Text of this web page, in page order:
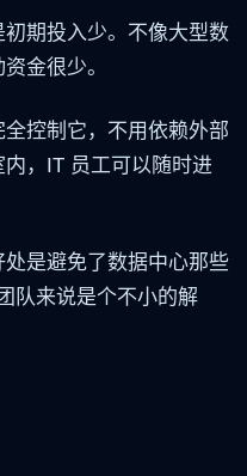
期投入少。不像大型数
金很少。
控制它，不用依赖外部
，IT 员工可以随时进
是避免了数据中心那些
队来说是个不小的解